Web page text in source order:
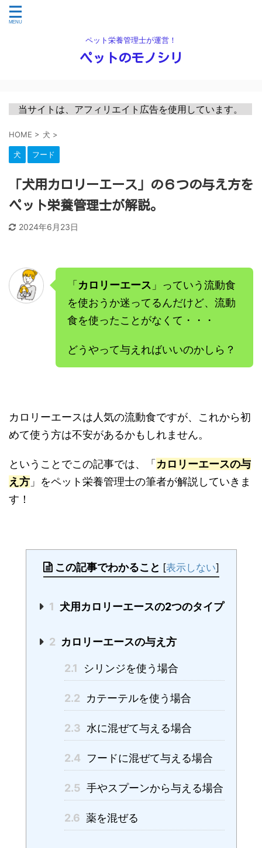
ペット栄養管理士が運営！
ペットのモノシリ
当サイトは、アフィリエイト広告を使用しています。
HOME > 犬 >
犬 フード
「犬用カロリーエース」の６つの与え方を
ペット栄養管理士が解説。
2024年6月23日
「 カロリーエース 」っていう流動食
を使おうか迷ってるんだけど、流動
食を使ったことがなくて・・・
どうやって与えればいいのかしら？
カロリーエースは人気の流動食ですが、これから初
めて使う方は不安があるかもしれません。
ということでこの記事では、「 カロリーエースの与
え方 」をペット栄養管理士の筆者が解説していきま
す！
この記事でわかること [表示しない]
1 犬用カロリーエースの2つのタイプ
2 カロリーエースの与え方
2.1 シリンジを使う場合
2.2 カテーテルを使う場合
2.3 水に混ぜて与える場合
2.4 フードに混ぜて与える場合
2.5 手やスプーンから与える場合
2.6 薬を混ぜる